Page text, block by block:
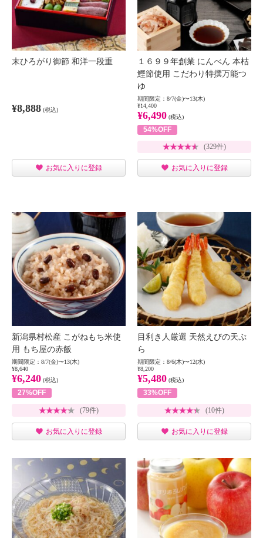
末ひろがり御節 和洋一段重
¥8,888 (税込)
お気に入りに登録
１６９９年創業 にんべん 本枯
鰹節使用 こだわり特撰万能つ
ゆ
期間限定：8/7(金)〜13(木)
¥14,400
¥6,490 (税込)
54%OFF
(329件)
お気に入りに登録
新潟県村松産 こがねもち米使
用 もち屋の赤飯
期間限定：8/7(金)〜13(木)
¥8,640
¥6,240 (税込)
27%OFF
(79件)
お気に入りに登録
目利き人厳選 天然えびの天ぷ
ら
期間限定：8/6(木)〜12(水)
¥8,200
¥5,480 (税込)
33%OFF
(10件)
お気に入りに登録